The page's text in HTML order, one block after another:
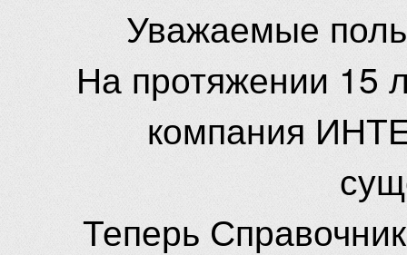
Уважаемые
На протяжении 15
компания
Теперь